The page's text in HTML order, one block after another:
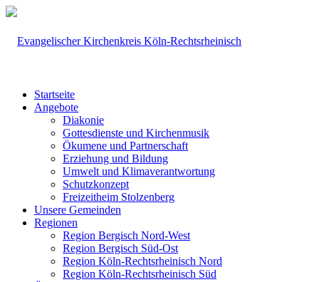
Startseite
Angebote
Diakonie
Gottesdienste und Kirchenmusik
Ökumene und Partnerschaft
Erziehung und Bildung
Umwelt und Klimaverantwortung
Schutzkonzept
Freizeitheim Stolzenberg
Unsere Gemeinden
Regionen
Region Bergisch Nord-West
Region Bergisch Süd-Ost
Region Köln-Rechtsrheinisch Nord
Region Köln-Rechtsrheinisch Süd